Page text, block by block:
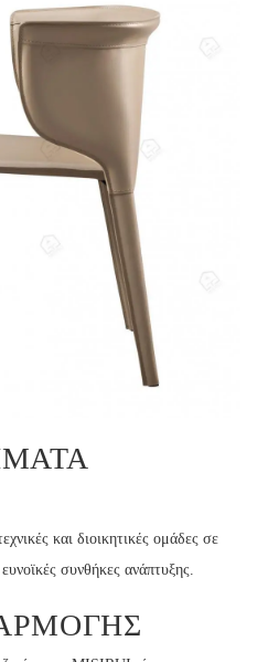
και διοικητικές ομάδες σε
συνθήκες ανάπτυξης.